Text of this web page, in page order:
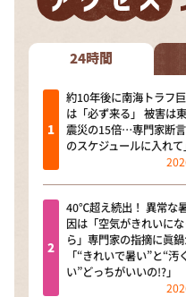
DAIGOも台所 ～きょ
本日はダイアンなり！
朝だ！生です旅サラダ
教えて！ニュースラ
ＬＩＦＥ～夢のカタチ
新婚さんいらっしゃい
ザキ山小屋本館
ぺこぱのまるスポ
24時間
約10年後に南海トラフ
は「必ず来る」 被害は
震災の15倍…専門家断
のスケジュールに入れて
40℃超え続出！ 異常な
因は「空気がきれいに
ら」専門家の指摘に眞
「“きれいで暑い”と“汚
い”どっちがいいの!?」